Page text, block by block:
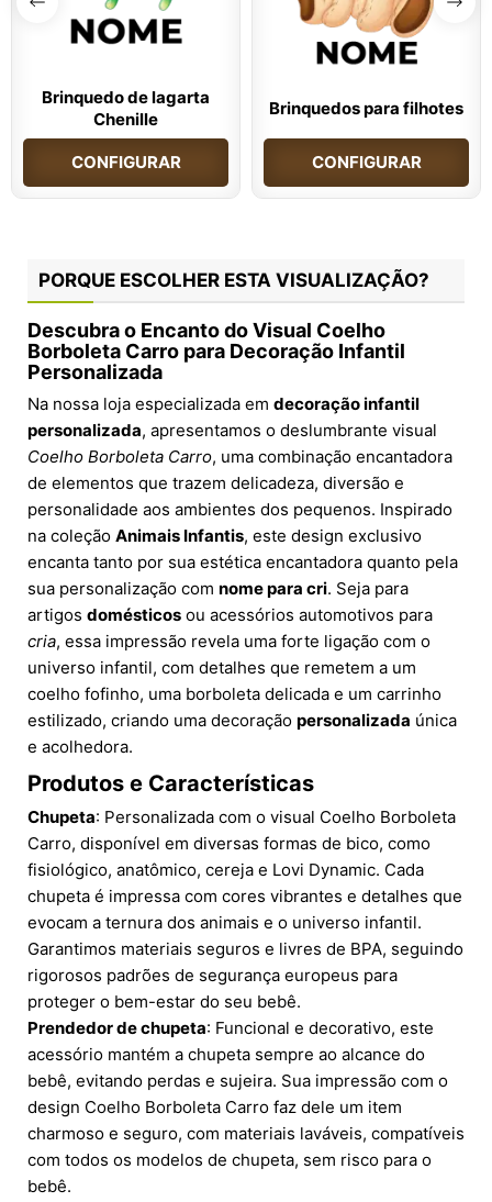
Brinquedo de lagarta
Chenille
CONFIGURAR
Brinquedos para filhotes
CONFIGURAR
PORQUE ESCOLHER ESTA VISUALIZAÇÃO?
Descubra o Encanto do Visual Coelho
Borboleta Carro para Decoração Infantil
Personalizada
Na nossa loja especializada em decoração infantil
personalizada, apresentamos o deslumbrante visual
Coelho Borboleta Carro, uma combinação encantadora
de elementos que trazem delicadeza, diversão e
personalidade aos ambientes dos pequenos. Inspirado
na coleção Animais Infantis, este design exclusivo
encanta tanto por sua estética encantadora quanto pela
sua personalização com nome para cri. Seja para
artigos domésticos ou acessórios automotivos para
cria, essa impressão revela uma forte ligação com o
universo infantil, com detalhes que remetem a um
coelho fofinho, uma borboleta delicada e um carrinho
estilizado, criando uma decoração personalizada única
e acolhedora.
Produtos e Características
Chupeta: Personalizada com o visual Coelho Borboleta
Carro, disponível em diversas formas de bico, como
fisiológico, anatômico, cereja e Lovi Dynamic. Cada
chupeta é impressa com cores vibrantes e detalhes que
evocam a ternura dos animais e o universo infantil.
Garantimos materiais seguros e livres de BPA, seguindo
rigorosos padrões de segurança europeus para
proteger o bem-estar do seu bebê.
Prendedor de chupeta: Funcional e decorativo, este
acessório mantém a chupeta sempre ao alcance do
bebê, evitando perdas e sujeira. Sua impressão com o
design Coelho Borboleta Carro faz dele um item
charmoso e seguro, com materiais laváveis, compatíveis
com todos os modelos de chupeta, sem risco para o
bebê.